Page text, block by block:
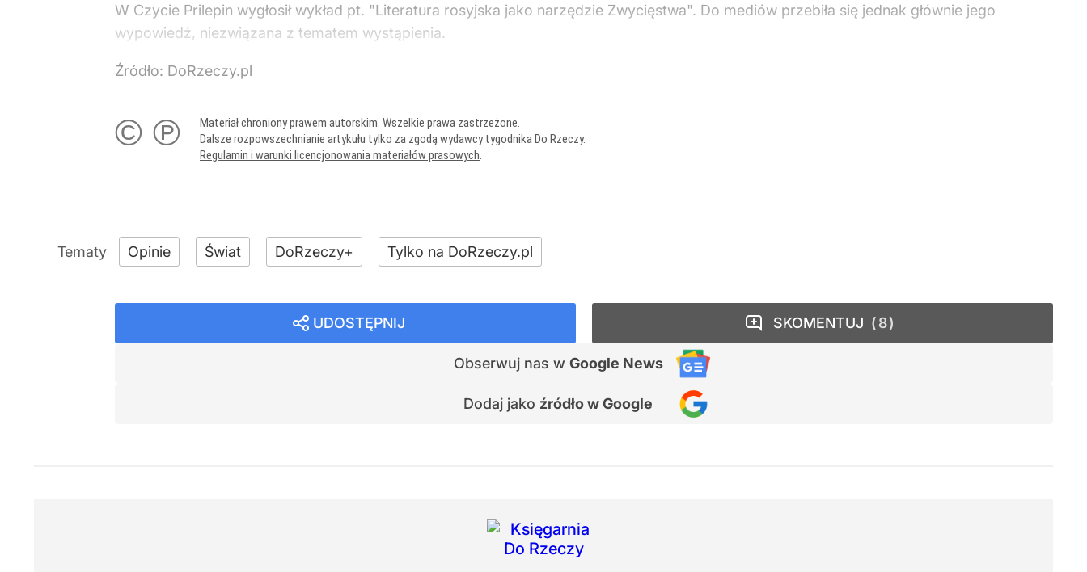
W Czycie Prilepin wygłosił wykład pt. "Literatura rosyjska jako narzędzie Zwycięstwa". Do mediów przebiła się jednak głównie jego
wypowiedź, niezwiązana z tematem wystąpienia.
Źródło: DoRzeczy.pl
© ℗
Materiał chroniony prawem autorskim. Wszelkie prawa zastrzeżone.
Dalsze rozpowszechnianie artykułu tylko za zgodą wydawcy tygodnika Do Rzeczy.
Regulamin i warunki licencjonowania materiałów prasowych.
Opinie Świat DoRzeczy+ Tylko na DoRzeczy.pl
UDOSTĘPNIJ
Obserwuj nas w Google News
Dodaj jako źródło w Google
SKOMENTUJ 8